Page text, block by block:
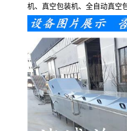
机、真空包装机、全自动真空